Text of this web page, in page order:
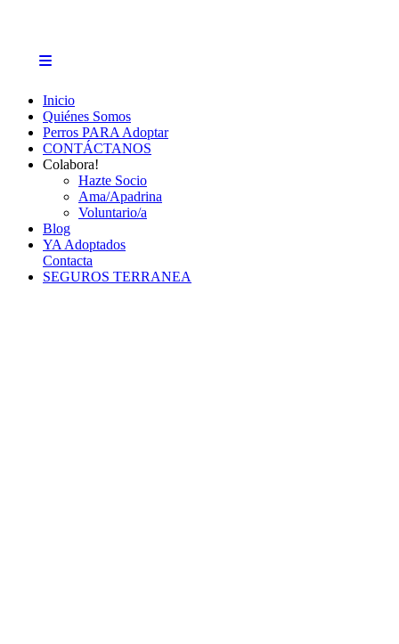
Inicio
Quiénes Somos
Perros PARA Adoptar
CONTÁCTANOS
Colabora!
Hazte Socio
Ama/Apadrina
Voluntario/a
Blog
YA Adoptados
Contacta
SEGUROS TERRANEA